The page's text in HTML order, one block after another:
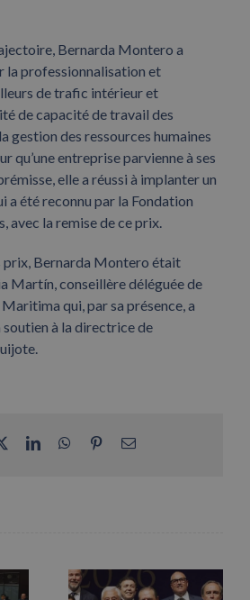
Bernarda Montero a
professionnalisation et
de trafic intérieur et
de capacité de travail des
gestion des ressources humaines
qu’une entreprise parvienne à ses
elle a réussi à implanter un
a été reconnu par la Fondation
avec la remise de ce prix.
prix, Bernarda Montero était
Martín, conseillère déléguée de
qui, par sa présence, a
à la directrice de
LinkedInWhatsApp
PinterestEmail